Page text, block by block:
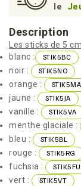
le
Description
Les sticks de 5
blanc :
STIK5BC
noir : STIK5NO
orange : STIK5MA
jaune : STIK5JA
vanille : STIK5VA
menthe glaciale :
bleu : STIK5BL
rouge : STIK5RG
fuchsia : STIK5FU
vert : STIK5VT